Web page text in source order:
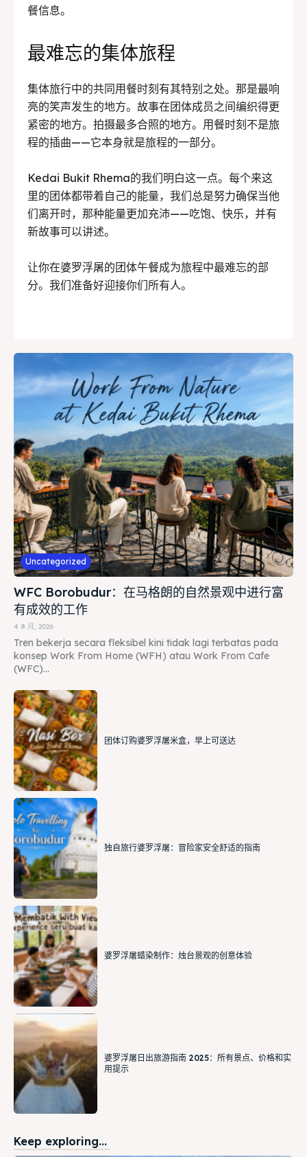
餐信息。
最难忘的集体旅程
集体旅行中的共同用餐时刻有其特别之处。那是最响
亮的笑声发生的地方。故事在团体成员之间编织得更
紧密的地方。拍摄最多合照的地方。用餐时刻不是旅
程的插曲——它本身就是旅程的一部分。
Kedai Bukit Rhema的我们明白这一点。每个来这
里的团体都带着自己的能量，我们总是努力确保当他
们离开时，那种能量更加充沛——吃饱、快乐，并有
新故事可以讲述。
让你在婆罗浮屠的团体午餐成为旅程中最难忘的部
分。我们准备好迎接你们所有人。
Uncategorized
WFC Borobudur：在马格朗的自然景观中进行富
有成效的工作
4 8 月, 2026
Tren bekerja secara fleksibel kini tidak lagi terbatas pada
konsep Work From Home (WFH) atau Work From Cafe
(WFC)...
团体订购婆罗浮屠米盒，早上可送达
独自旅行婆罗浮屠：冒险家安全舒适的指南
婆罗浮屠蜡染制作：烛台景观的创意体验
婆罗浮屠日出旅游指南 2025：所有景点、价格和实
用提示
Keep exploring...